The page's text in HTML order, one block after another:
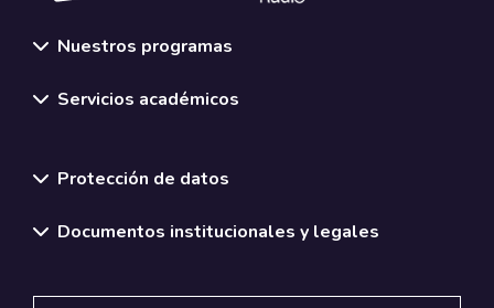
Nuestros programas
Servicios académicos
Protección de datos
Documentos institucionales y legales